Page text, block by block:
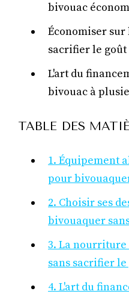
bivouac
Économiser
sacrifier le goût
L'art du
bivouac à
TABLE DES
1. Équipement
pour
2. Choisir ses
bivouaquer
3. La nourriture
sans sacrifier
4. L'art du